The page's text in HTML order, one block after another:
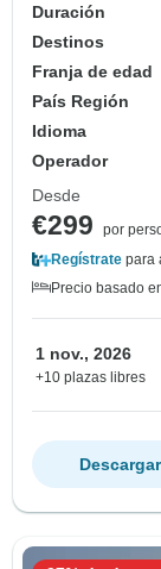
Duración
Destinos
Franja de edad
País Región
Idioma
Operador
Desde
€299
por
Regístrate para
Precio basado
1 nov., 2026
+10 plazas libres